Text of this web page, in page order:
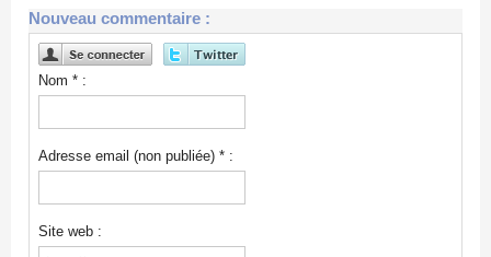
Nouveau commentaire :
Nom * :
Adresse email (non publiée) * :
Site web :